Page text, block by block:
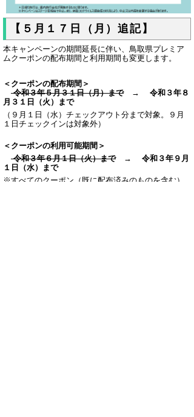
【５月１７日（月）追記】
本キャンペーンの期間延長に伴い、鳥取県プレミア
ムクーポンの配布期間と利用期間も変更します。
＜クーポンの配布期間＞
令和３年５月３１日（月）まで→ 令和３年８
月３１日（火）まで
（９月１日（水）チェックアウト分まで対象。９月
１日チェックインは対象外）
＜クーポンの利用可能期間＞
令和３年６月１日（火）まで→ 令和３年９月
１日（水）まで
※すべてのクーポン（既に配布済みのものを含む）